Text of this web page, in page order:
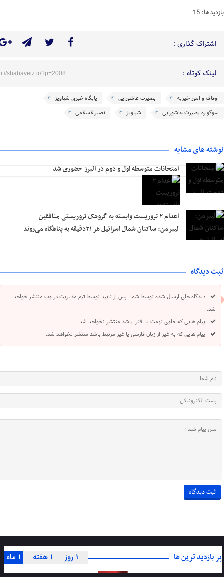
بازدیدها: 15
اشتراک گذاری :
لینک کوتاه : shabaveiz.ir/?p=2008
اوقاف و امور خیریه بصیرت عاشورایی
پایگاه خبری شباویز
سوگواره بصیرت عاشورایی
شباویز نصیرالاسلامی
نوشته های مشابه
امتحانات متوسطه اول و دوم در البرز حضوری شد
اعدام ۲ تروریست وابسته به گروهک تروریستی منافقین
لیبرمن: ساکنان شمال اسرائیل هر ۲۱دقیقه به پناهگاه می‌روند
ثبت دیدگاه
دیدگاه های ارسال شده توسط شما، پس از تایید توسط تیم مدیریت در وب منتشر خواهد
شد.
پیام هایی که حاوی تهمت یا افترا باشد منتشر نخواهد شد.
پیام هایی که به غیر از زبان فارسی یا غیر مرتبط باشد منتشر نخواهد شد.
پر بازدید ترین ها 1 ماه 1 هفته 1 روز